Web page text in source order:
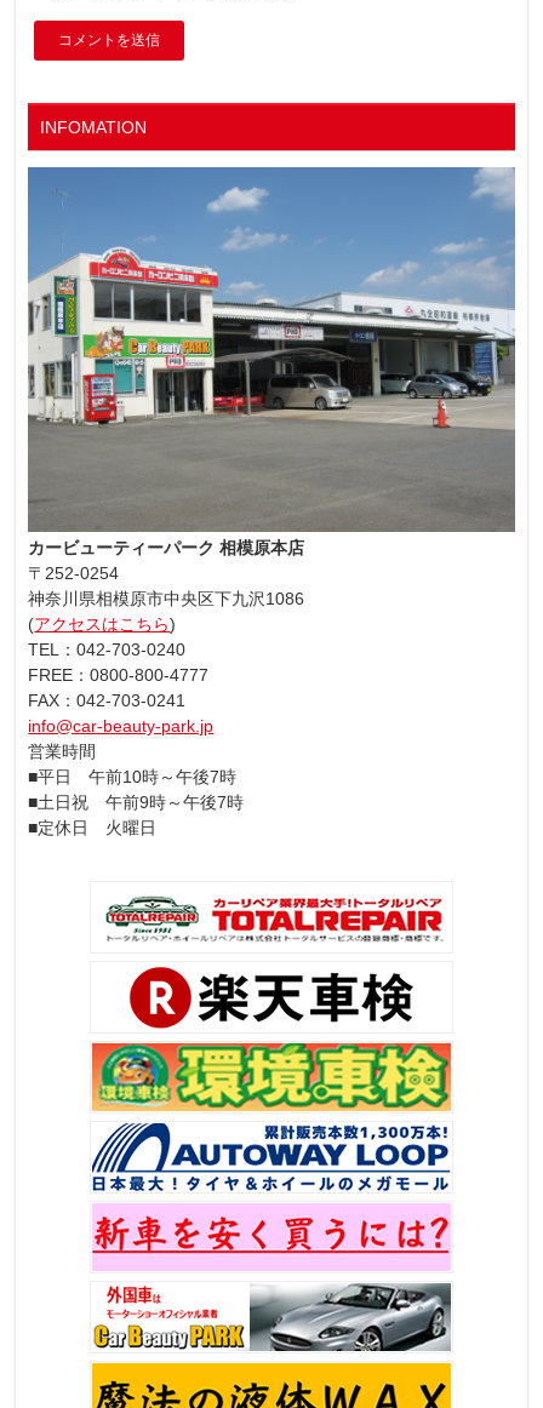
INFOMATION
カービューティーパーク 相模原本店
〒252-0254
神奈川県相模原市中央区下九沢1086
(アクセスはこちら)
TEL：042-703-0240
FREE：0800-800-4777
FAX：042-703-0241
info@car-beauty-park.jp
営業時間
■平日 午前10時～午後7時
■土日祝 午前9時～午後7時
■定休日 火曜日